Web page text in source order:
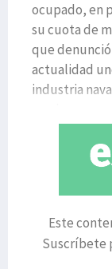
ocupado, en
su cuota de
que
actualidad
industria
Este
Suscríbete